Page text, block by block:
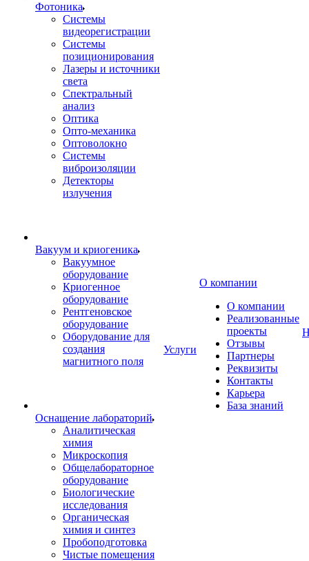
Фотоника
Cистемы
видеорегистрации
Системы
позиционирования
Лазеры и источники
света
Спектральный
анализ
Оптика
Опто-механика
Оптоволокно
Системы
виброизоляции
Детекторы
излучения
Вакуум и криогеника
Вакуумное
оборудование
Криогенное
оборудование
Рентгеновское
оборудование
Оборудование для
создания
магнитного поля
Оснащение лабораторий
Аналитическая
химия
Микроскопия
Общелабораторное
оборудование
Биологические
исследования
Органическая
химия и синтез
Пробоподготовка
Чистые помещения
Услуги
О компании
О компании
Реализованные
проекты
Отзывы
Партнеры
Реквизиты
Контакты
Карьера
База знаний